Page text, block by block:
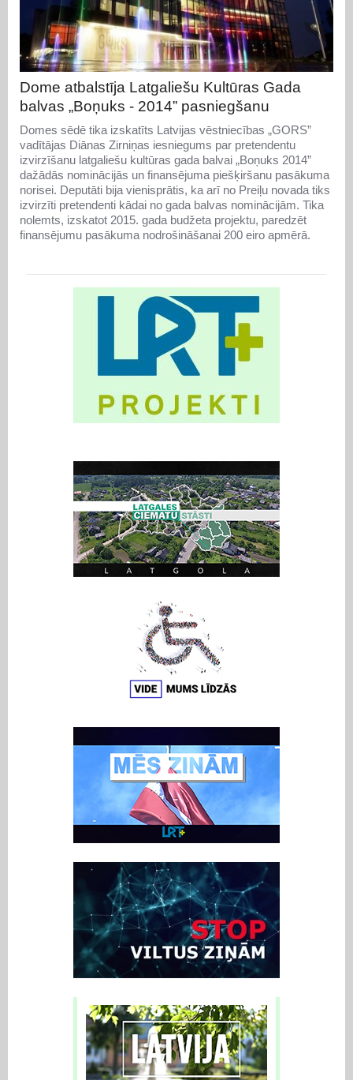
Dome atbalstīja Latgaliešu Kultūras Gada
balvas „Boņuks - 2014” pasniegšanu
Domes sēdē tika izskatīts Latvijas vēstniecības „GORS”
vadītājas Diānas Zirniņas iesniegums par pretendentu
izvirzīšanu latgaliešu kultūras gada balvai „Boņuks 2014”
dažādās nominācijās un finansējuma piešķiršanu pasākuma
norisei. Deputāti bija vienisprātis, ka arī no Preiļu novada tiks
izvirzīti pretendenti kādai no gada balvas nominācijām. Tika
nolemts, izskatot 2015. gada budžeta projektu, paredzēt
finansējumu pasākuma nodrošināšanai 200 eiro apmērā.